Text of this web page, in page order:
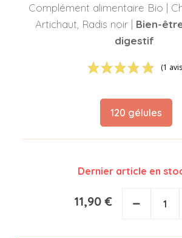
Complément alimentaire Bio |
Artichaut, Radis noir | Bien-
digestif
(1
120 gélules
Dernier article en
11,90 € −